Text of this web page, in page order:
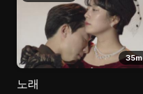
35m
노래